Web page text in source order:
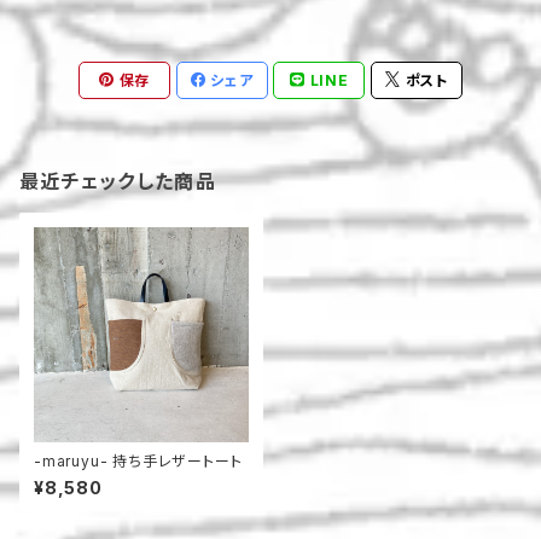
保存 シェア LINE ポスト
最近チェックした商品
-maruyu- 持ち手レザートート
¥8,580